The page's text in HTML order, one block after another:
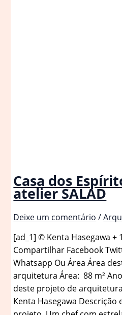
Casa dos
atelier SALAD
Deixe um comentário /
[ad_1] © Kenta Hasegawa
Compartilhar Facebook
Whatsapp Ou Área Área
arquitetura Área: 88 m²
deste projeto de
Kenta Hasegawa Descrição